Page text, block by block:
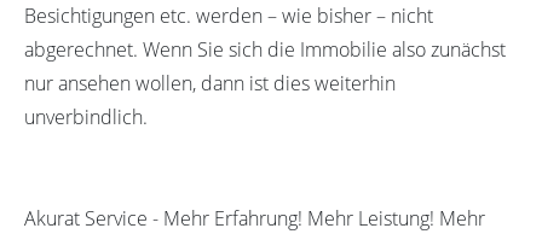
Besichtigungen etc. werden – wie bisher – nicht
abgerechnet. Wenn Sie sich die Immobilie also zunächst
nur ansehen wollen, dann ist dies weiterhin
unverbindlich.
Akurat Service - Mehr Erfahrung! Mehr Leistung! Mehr